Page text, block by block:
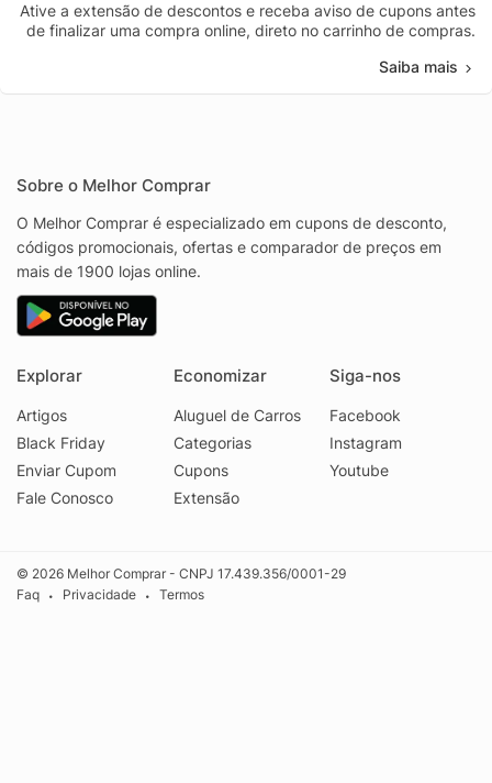
Ative a extensão de descontos e receba aviso de cupons antes
de finalizar uma compra online, direto no carrinho de compras.
Saiba mais
Sobre o Melhor Comprar
O Melhor Comprar é especializado em cupons de desconto,
códigos promocionais, ofertas e comparador de preços em
mais de 1900 lojas online.
Explorar
Artigos
Black Friday
Enviar Cupom
Fale Conosco
Economizar
Aluguel de Carros
Categorias
Cupons
Extensão
Siga-nos
Facebook
Instagram
Youtube
© 2026 Melhor Comprar - CNPJ 17.439.356/0001-29
Faq
• Privacidade • Termos